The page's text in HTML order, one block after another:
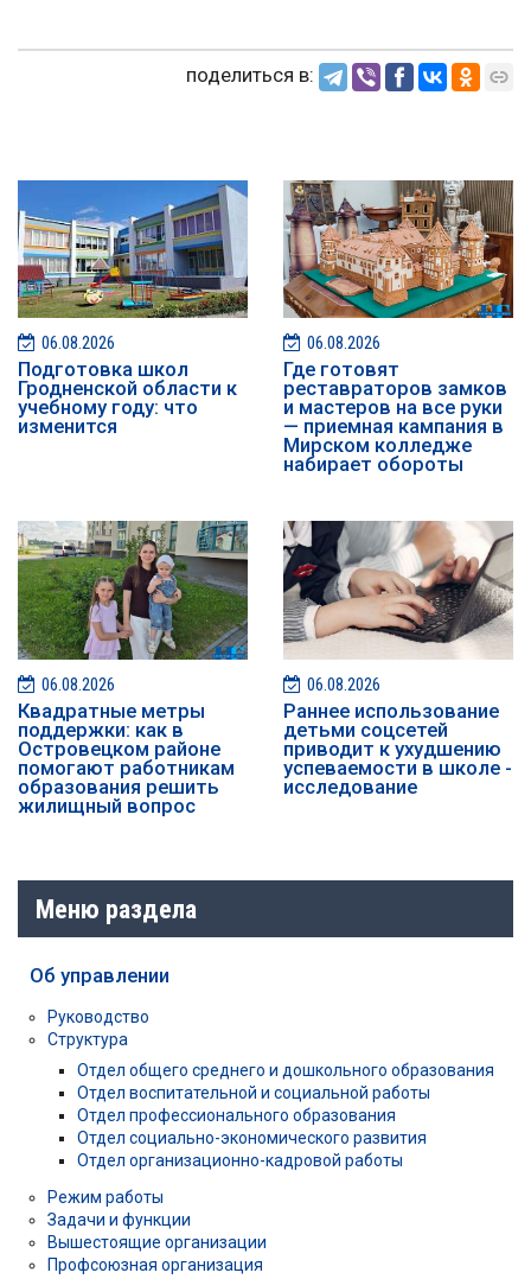
поделиться в:
06.08.2026
Подготовка школ
Гродненской области к
учебному году: что
изменится
06.08.2026
Где готовят
реставраторов замков
и мастеров на все руки
— приемная кампания в
Мирском колледже
набирает обороты
06.08.2026
Квадратные метры
поддержки: как в
Островецком районе
помогают работникам
образования решить
жилищный вопрос
06.08.2026
Раннее использование
детьми соцсетей
приводит к ухудшению
успеваемости в школе -
исследование
Меню раздела
Об управлении
Руководство
Структура
Отдел общего среднего и дошкольного образования
Отдел воспитательной и социальной работы
Отдел профессионального образования
Отдел социально-экономического развития
Отдел организационно-кадровой работы
Режим работы
Задачи и функции
Вышестоящие организации
Профсоюзная организация